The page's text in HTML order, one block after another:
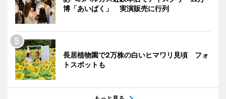
博「あいぱく」 実演販売に行列
長居植物園で2万株の白いヒマワリ見頃 フォ
トスポットも